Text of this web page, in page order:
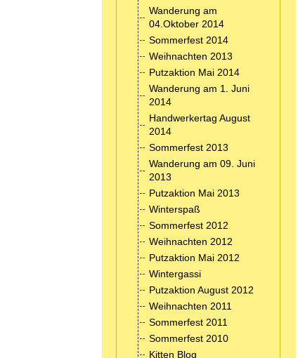
Wanderung am
04.Oktober 2014
Sommerfest 2014
Weihnachten 2013
Putzaktion Mai 2014
Wanderung am 1. Juni
2014
Handwerkertag August
2014
Sommerfest 2013
Wanderung am 09. Juni
2013
Putzaktion Mai 2013
Winterspaß
Sommerfest 2012
Weihnachten 2012
Putzaktion Mai 2012
Wintergassi
Putzaktion August 2012
Weihnachten 2011
Sommerfest 2011
Sommerfest 2010
Kitten Blog